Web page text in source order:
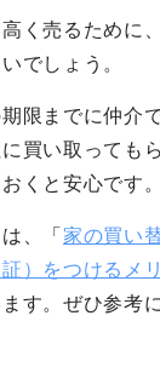
く売るために
でしょう。
限までに仲介
買い取っても
くと安心です。
、「 家の買い
）をつけるメ
す。ぜひ参考